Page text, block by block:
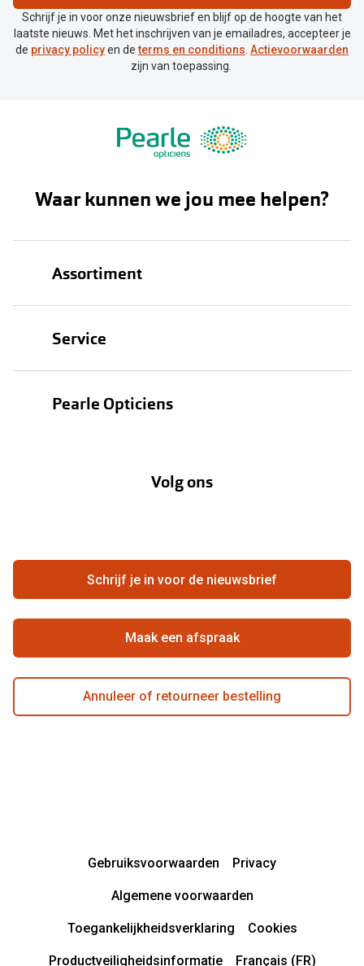
Schrijf je in voor onze nieuwsbrief en blijf op de hoogte van het
laatste nieuws. Met het inschrijven van je emailadres, accepteer je
de privacy policyen determs en conditions. Actievoorwaarden
zijn van toepassing.
Waar kunnen we jou mee helpen?
Assortiment
Service
Hier de overeenkomst ontbinden
Pearle Opticiens
Beste winkelketen
Volg ons
Schrijf je in voor de nieuwsbrief
Maak een afspraak
Annuleer of retourneer bestelling
Gebruiksvoorwaarden Privacy
Algemene voorwaarden
Toegankelijkheidsverklaring Cookies
Productveiligheidsinformatie Français (FR)